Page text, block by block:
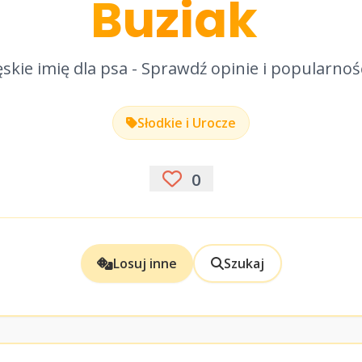
Buziak
imię dla psa - Sprawdź opinie i
Słodkie i Urocze
0
Losuj inne Szukaj